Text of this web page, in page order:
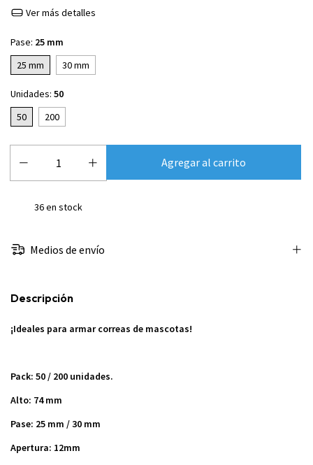
Ver más detalles
Pase: 25 mm
25 mm
30 mm
Unidades: 50
50
200
36en stock
Medios de envío
Descripción
¡Ideales para armar correas de mascotas!
Pack: 50 / 200 unidades.
Alto: 74 mm
Pase: 25 mm / 30 mm
Apertura: 12mm